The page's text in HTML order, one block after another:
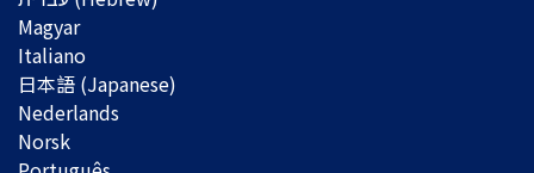
Magyar
Italiano
日本語 (Japanese)
Nederlands
Norsk